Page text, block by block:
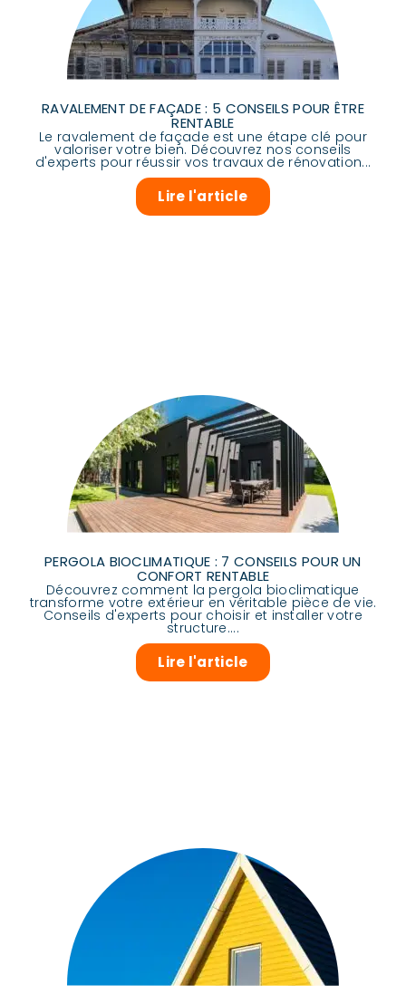
RAVALEMENT DE FAÇADE : 5 CONSEILS POUR ÊTRE
RENTABLE
Le ravalement de façade est une étape clé pour
valoriser votre bien. Découvrez nos conseils
d'experts pour réussir vos travaux de rénovation...
Lire l'article
PERGOLA BIOCLIMATIQUE : 7 CONSEILS POUR UN
CONFORT RENTABLE
Découvrez comment la pergola bioclimatique
transforme votre extérieur en véritable pièce de vie.
Conseils d'experts pour choisir et installer votre
structure....
Lire l'article